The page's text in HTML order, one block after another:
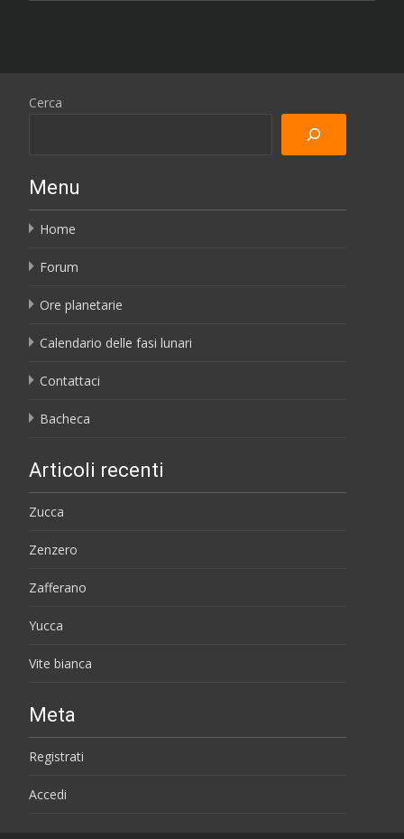
Cerca
Menu
Home
Forum
Ore planetarie
Calendario delle fasi lunari
Contattaci
Bacheca
Articoli recenti
Zucca
Zenzero
Zafferano
Yucca
Vite bianca
Meta
Registrati
Accedi